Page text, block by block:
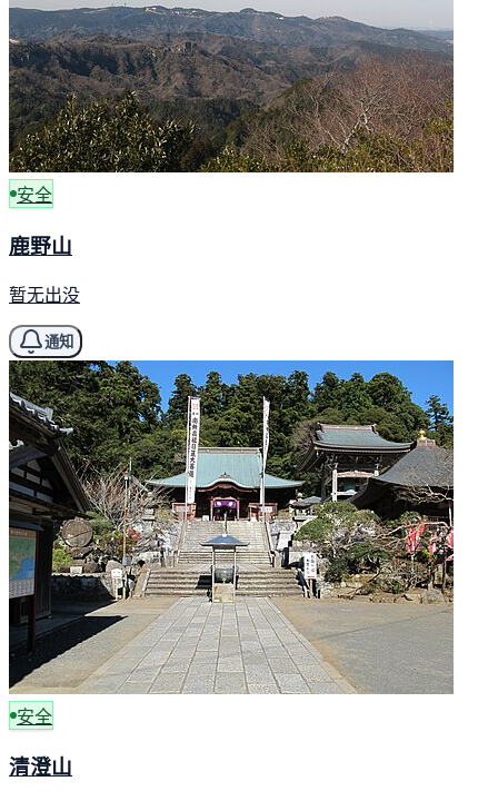
安全
鹿野山
暂无出没
通知
安全
清澄山